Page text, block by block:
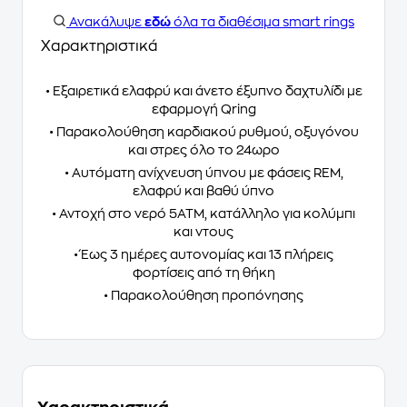
Ανακάλυψε εδώ όλα τα διαθέσιμα smart rings
Χαρακτηριστικά
• Εξαιρετικά ελαφρύ και άνετο έξυπνο δαχτυλίδι με
εφαρμογή Qring
• Παρακολούθηση καρδιακού ρυθμού, οξυγόνου
και στρες όλο το 24ωρο
• Αυτόματη ανίχνευση ύπνου με φάσεις REM,
ελαφρύ και βαθύ ύπνο
• Αντοχή στο νερό 5ATM, κατάλληλο για κολύμπι
και ντους
• Έως 3 ημέρες αυτονομίας και 13 πλήρεις
φορτίσεις από τη θήκη
• Παρακολούθηση προπόνησης